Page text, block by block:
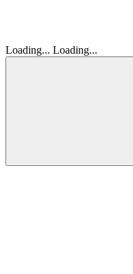
Loading... Loading...